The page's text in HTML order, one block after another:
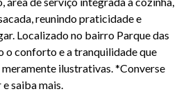
, reunindo praticidade e
Localizado no bairro Parque das
o conforto e a tranquilidade que
ilustrativas. *Converse
saiba mais.